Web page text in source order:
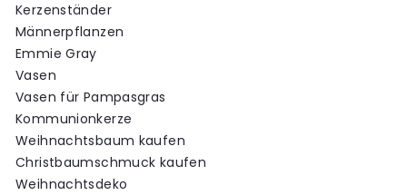
Kerzenständer
Männerpflanzen
Emmie Gray
Vasen
Vasen für Pampasgras
Kommunionkerze
Weihnachtsbaum kaufen
Christbaumschmuck kaufen
Weihnachtsdeko